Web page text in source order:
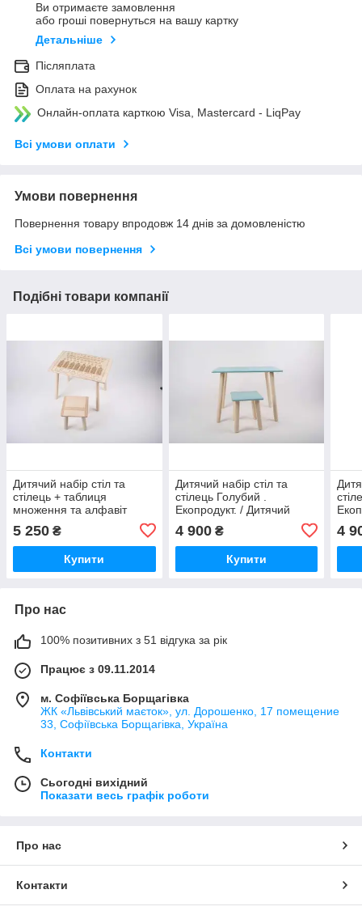
Ви отримаєте замовлення
або гроші повернуться на вашу картку
Детальніше
Післяплата
Оплата на рахунок
Онлайн-оплата карткою Visa, Mastercard - LiqPay
Всі умови оплати
Умови повернення
Повернення товару впродовж 14 днів за домовленістю
Всі умови повернення
Подібні товари компанії
Дитячий набір стіл та
стілець + таблиця
множення та алфавіт
Дитячий набір стіл та
стілець + таблиця
5 250 ₴
Купити
Дитячий набір стіл та
стілець Голубий .
Екопродукт. / Дитячий
Голубий . Екопродукт.
4 900₴
Купити
4
Про нас
100% позитивних з 51 відгука за рік
Працює з 09.11.2014
м. Софіївська Борщагівка
ЖК «Львівський маєток», ул. Дорошенко, 17 помещение
33, Софіївська Борщагівка, Україна
Контакти
Сьогодні вихідний
Показати весь графік роботи
Про нас
Контакти